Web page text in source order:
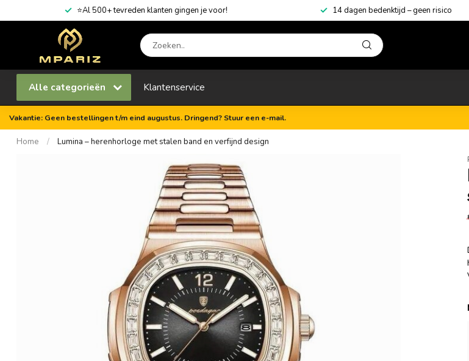
Vandaag besteld = morgen in huis (NL-voorraad) ⭐Al 500+ tevreden klanten gingen je voor!
Alle categorieën Klantenservice
Vakantie: Geen bestellingen t/m eind augustus. Dringend? Stuur een e-mail.
Home / Lumina – herenhorloge met stalen band en verfijnd design